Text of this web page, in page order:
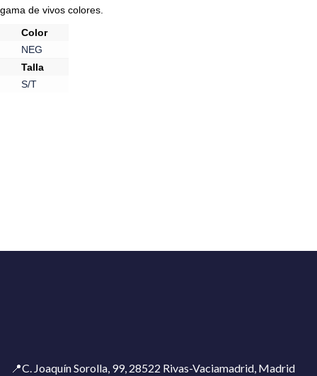
gama de vivos colores.
Color
NEG
Talla
S/T
📍C. Joaquín Sorolla, 99, 28522 Rivas-Vaciamadrid, Madrid